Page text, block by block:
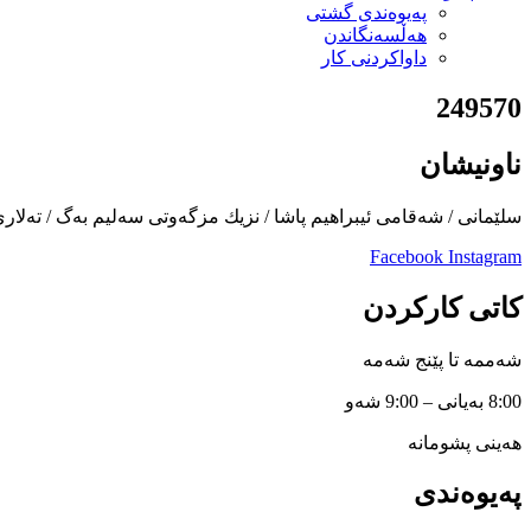
پەیوەندی گشتی
هەڵسەنگاندن
داواكردنی كار
249570
ناونیشان
سلێمانی / شەقامی ئیبراهیم پاشا / نزیك مزگەوتی سەلیم بەگ /
Facebook Instagram
کاتی کارکردن
شەممە تا پێنج شەمە
8:00 بەیانی – 9:00 شەو
هەینی پشومانە
پەیوەندی